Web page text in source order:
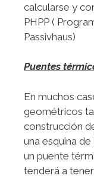
calcularse y
PHPP (
Passivhaus)
Puentes
En muchos
geométricos
construcción
una esquina
un puente
tenderá a